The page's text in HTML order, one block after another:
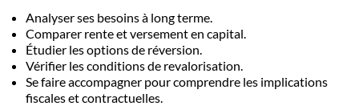
Analyser ses besoins à long terme.
Comparer rente et versement en capital.
Étudier les options de réversion.
Vérifier les conditions de revalorisation.
Se faire accompagner pour comprendre les implications
fiscales et contractuelles.